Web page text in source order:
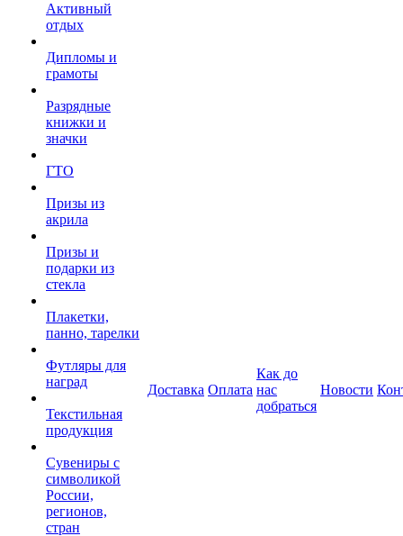
Активный
отдых
Дипломы и
грамоты
Разрядные
книжки и
значки
ГТО
Призы из
акрила
Призы и
подарки из
стекла
Плакетки,
панно, тарелки
Футляры для
наград
Текстильная
продукция
Сувениры с
символикой
России,
регионов,
стран
Доставка Оплата
Как до
нас
добраться
Новости